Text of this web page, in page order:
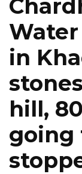
in
hill,
going